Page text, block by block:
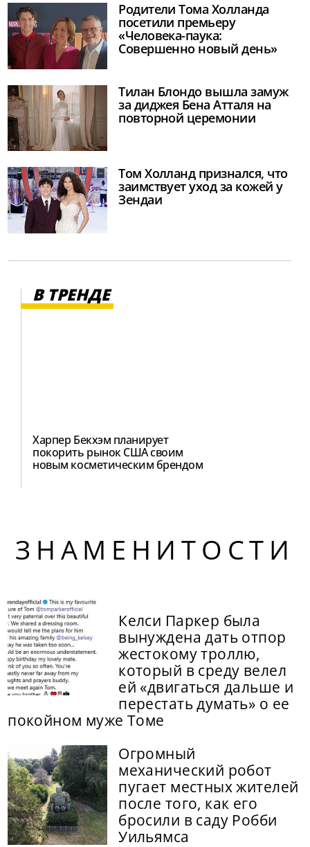
Родители Тома Холланда
посетили премьеру
«Человека-паука:
Совершенно новый день»
Тилан Блондо вышла замуж
за диджея Бена Атталя на
повторной церемонии
Том Холланд признался, что
заимствует уход за кожей у
Зендаи
В ТРЕНДЕ
Харпер Бекхэм планирует
покорить рынок США своим
новым косметическим брендом
ЗНАМЕНИТОСТИ
Келси Паркер была
вынуждена дать отпор
жестокому троллю,
который в среду велел
ей «двигаться дальше и
перестать думать» о ее
покойном муже Томе
Огромный
механический робот
пугает местных жителей
после того, как его
бросили в саду Робби
Уильямса